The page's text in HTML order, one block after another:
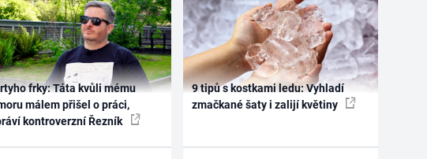
frky: Táta kvůli mému
málem přišel o práci,
kontroverzní Řezník
9 tipů s kostkami ledu: Vyhladí
zmačkané šaty i zalijí květiny